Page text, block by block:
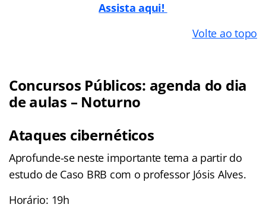
Assista aqui!
Volte ao topo
Concursos Públicos: agenda do dia
de aulas – Noturno
Ataques cibernéticos
Aprofunde-se neste importante tema a partir do
estudo de Caso BRB com o professor Jósis Alves.
Horário: 19h